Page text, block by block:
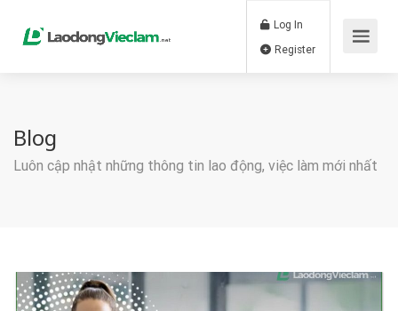
Log In
Blog
Luôn cập nhật những thông tin lao động, việc làm mới nhất